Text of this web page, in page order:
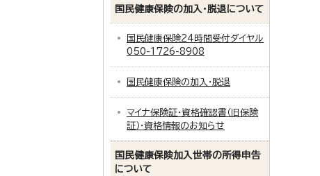
国民健康保険の加入・脱退について
国民健康保険24時間受付ダイヤル
050-1726-8908
国民健康保険の加入・脱退
マイナ保険証・資格確認書（旧保険
証）・資格情報のお知らせ
国民健康保険加入世帯の所得申告
について